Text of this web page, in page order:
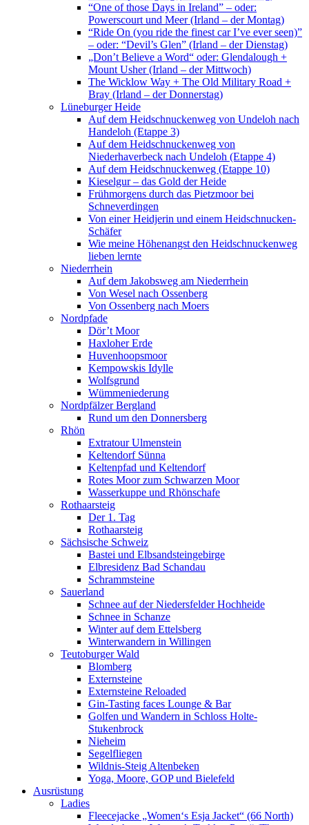
“One of those Days in Ireland” – oder:
Powerscourt und Meer (Irland – der Montag)
“Ride On (you ride the finest car I’ve ever seen)”
– oder: “Devil’s Glen” (Irland – der Dienstag)
„Don’t Believe a Word“ oder: Glendalough +
Mount Usher (Irland – der Mittwoch)
The Wicklow Way + The Old Military Road +
Bray (Irland – der Donnerstag)
Lüneburger Heide
Auf dem Heidschnuckenweg von Undeloh nach
Handeloh (Etappe 3)
Auf dem Heidschnuckenweg von
Niederhaverbeck nach Undeloh (Etappe 4)
Auf dem Heidschnuckenweg (Etappe 10)
Kieselgur – das Gold der Heide
Frühmorgens durch das Pietzmoor bei
Schneverdingen
Von einer Heidjerin und einem Heidschnucken-
Schäfer
Wie meine Höhenangst den Heidschnuckenweg
lieben lernte
Niederrhein
Auf dem Jakobsweg am Niederrhein
Von Wesel nach Ossenberg
Von Ossenberg nach Moers
Nordpfade
Dör’t Moor
Haxloher Erde
Huvenhoopsmoor
Kempowskis Idylle
Wolfsgrund
Wümmeniederung
Nordpfälzer Bergland
Rund um den Donnersberg
Rhön
Extratour Ulmenstein
Keltendorf Sünna
Keltenpfad und Keltendorf
Rotes Moor zum Schwarzen Moor
Wasserkuppe und Rhönschafe
Rothaarsteig
Der 1. Tag
Rothaarsteig
Sächsische Schweiz
Bastei und Elbsandsteingebirge
Elbresidenz Bad Schandau
Schrammsteine
Sauerland
Schnee auf der Niedersfelder Hochheide
Schnee in Schanze
Winter auf dem Ettelsberg
Winterwandern in Willingen
Teutoburger Wald
Blomberg
Externsteine
Externsteine Reloaded
Gin-Tasting faces Lounge & Bar
Golfen und Wandern in Schloss Holte-
Stukenbrock
Nieheim
Segelfliegen
Wildnis-Steig Altenbeken
Yoga, Moore, GOP und Bielefeld
Ausrüstung
Ladies
Fleecejacke „Women‘s Esja Jacket“ (66 North)